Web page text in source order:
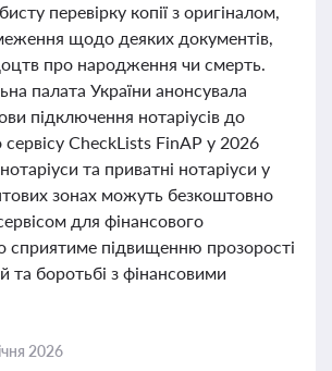
перевірку копії з оригіналом,
щодо деяких документів,
про народження чи смерть.
палата України анонсувала
підключення нотаріусів до
сервісу CheckLists FinAP у 2026
та приватні нотаріуси у
зонах можуть безкоштовно
для фінансового
сприятиме підвищенню прозорості
та боротьбі з фінансовими
2026